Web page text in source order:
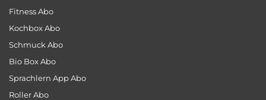
Fitness Abo
Kochbox Abo
Schmuck Abo
Bio Box Abo
Sprachlern App Abo
Roller Abo